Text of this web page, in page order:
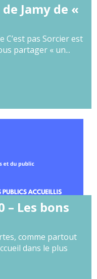
Jamy de «
C’est pas Sorcier est
partager « un...
– Les bons
comme partout
dans le plus